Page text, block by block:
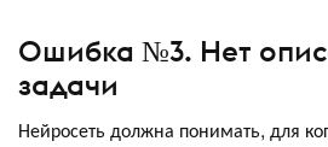
Ошибка №3. Нет
задачи
Нейросеть должна понимать, для